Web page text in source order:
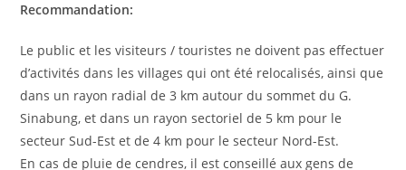
Recommandation:
Le public et les visiteurs / touristes ne doivent pas effectuer
d’activités dans les villages qui ont été relocalisés, ainsi que
dans un rayon radial de 3 km autour du sommet du G.
Sinabung, et dans un rayon sectoriel de 5 km pour le
secteur Sud-Est et de 4 km pour le secteur Nord-Est.
En cas de pluie de cendres, il est conseillé aux gens de